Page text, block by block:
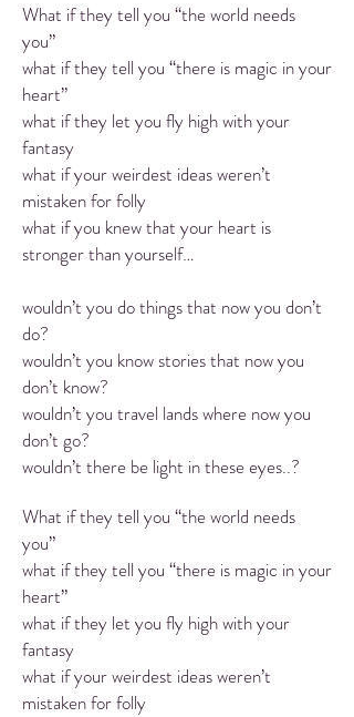
What if they tell you “the world needs
you”
what if they tell you “there is magic in your
heart”
what if they let you fly high with your
fantasy
what if your weirdest ideas weren’t
mistaken for folly
what if you knew that your heart is
stronger than yourself…
wouldn’t you do things that now you don’t
do?
wouldn’t you know stories that now you
don’t know?
wouldn’t you travel lands where now you
don’t go?
wouldn’t there be light in these eyes..?
What if they tell you “the world needs
you”
what if they tell you “there is magic in your
heart”
what if they let you fly high with your
fantasy
what if your weirdest ideas weren’t
mistaken for folly